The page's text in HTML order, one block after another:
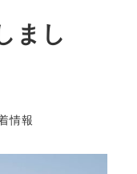
まし
ー
情報